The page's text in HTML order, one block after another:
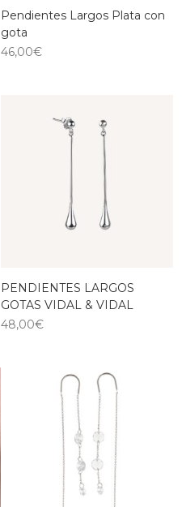
Pendientes Largos Plata con
gota
46,00€
PENDIENTES LARGOS
GOTAS VIDAL & VIDAL
48,00€